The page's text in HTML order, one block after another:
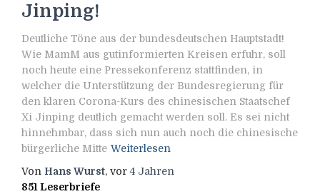
Jinping!
Deutliche Töne aus der bundesdeutschen Hauptstadt!
Wie MamM aus gutinformierten Kreisen erfuhr, soll
noch heute eine Pressekonferenz stattfinden, in
welcher die Unterstützung der Bundesregierung für
den klaren Corona-Kurs des chinesischen Staatschef
Xi Jinping deutlich gemacht werden soll. Es sei nicht
hinnehmbar, dass sich nun auch noch die chinesische
bürgerliche Mitte Weiterlesen
Von Hans Wurst, vor4 Jahren
851 Leserbriefe